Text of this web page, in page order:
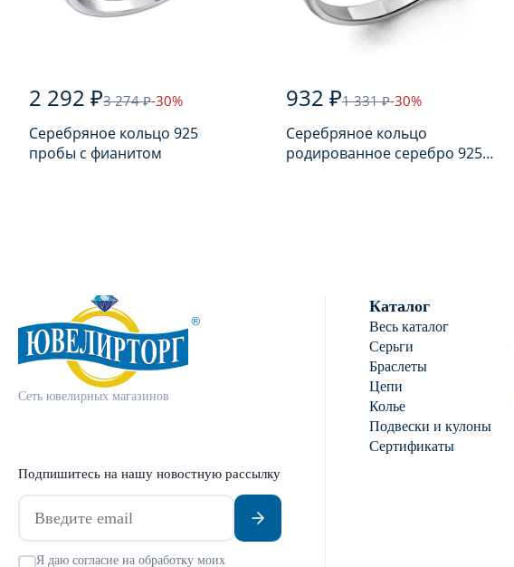
2 292 ₽3 274 ₽-30%
Серебряное кольцо 925
пробы с фианитом
932 ₽1 331 ₽-30%
Серебряное кольцо
родированное серебро 925
Сеть ювелирных магазинов
Подпишитесь на нашу новостную рассылку
Я даю согласие на обработку моих
Каталог
Весь каталог
Серьги
Браслеты
Цепи
Колье
Подвески и кулоны
Сертификаты